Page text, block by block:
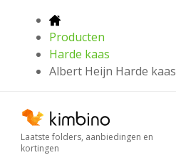
Producten
Harde kaas
Albert Heijn Harde kaas
Laatste folders, aanbiedingen en
kortingen